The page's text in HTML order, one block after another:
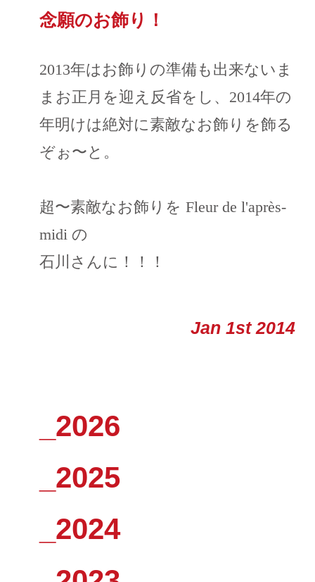
念願のお飾り！
2013年はお飾りの準備も出来ないま
まお正月を迎え反省をし、2014年の
年明けは絶対に素敵なお飾りを飾る
ぞぉ〜と。
超〜素敵なお飾りを Fleur de l'après-
midi の
石川さんに！！！
Jan 1st 2014
_2026
_2025
_2024